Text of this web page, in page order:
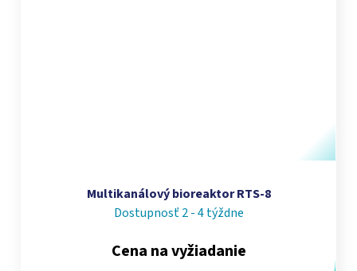
Multikanálový bioreaktor RTS-8
Dostupnosť 2 - 4 týždne
Cena na vyžiadanie